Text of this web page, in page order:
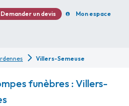
Demander un devis Mon espace
Villers-Semeuse
funèbres : Villers-